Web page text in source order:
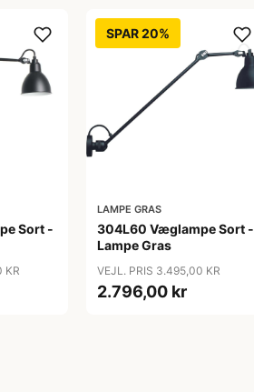
Sort -
KR
SPAR 20%
LAMPE GRAS
304L60 Væglampe Sort -
Lampe Gras
VEJL. PRIS 3.495,00 KR
2.796,00 kr